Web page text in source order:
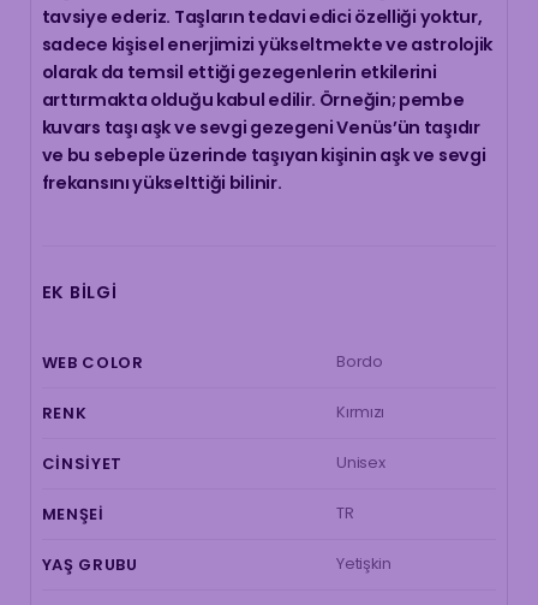
tavsiye ederiz. Taşların tedavi edici özelliği yoktur,
sadece kişisel enerjimizi yükseltmekte ve astrolojik
olarak da temsil ettiği gezegenlerin etkilerini
arttırmakta olduğu kabul edilir. Örneğin; pembe
kuvars taşı aşk ve sevgi gezegeni Venüs’ün taşıdır
ve bu sebeple üzerinde taşıyan kişinin aşk ve sevgi
frekansını yükselttiği bilinir.
EK BILGI
WEB COLOR Bordo
RENK Kırmızı
CINSIYET Unisex
MENŞEI TR
YAŞ GRUBU Yetişkin